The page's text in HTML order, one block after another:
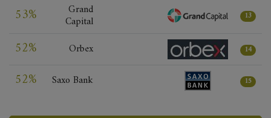
53% Grand
Capital 13
52% Orbex 14
52% Saxo Bank 15